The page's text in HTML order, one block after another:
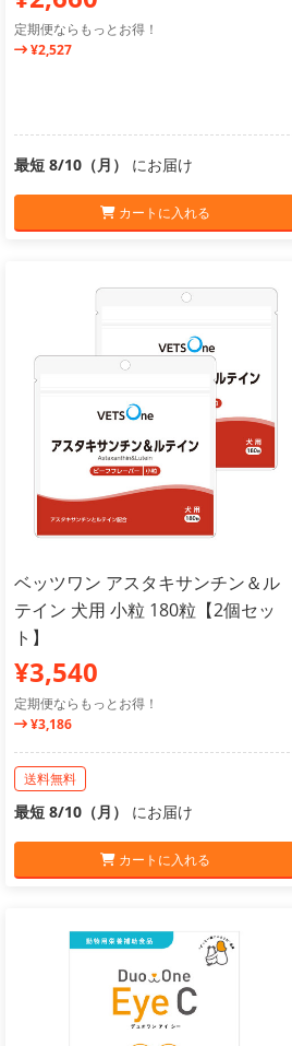
定期便ならもっとお得！
¥2,527
最短 8/10（月） にお届け
カートに入れる
ベッツワン アスタキサンチン＆ル
テイン 犬用 小粒 180粒【2個セッ
ト】
¥3,540
定期便ならもっとお得！
¥3,186
送料無料
最短 8/10（月） にお届け
カートに入れる